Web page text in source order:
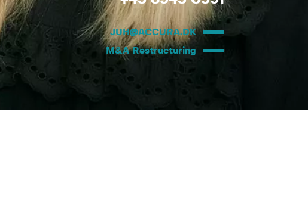
JUH@ACCURA.DK
M&A Restructuring